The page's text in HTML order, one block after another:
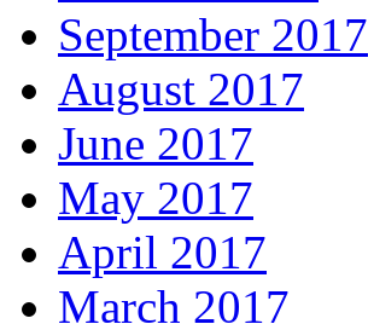
September 2017
August 2017
June 2017
May 2017
April 2017
March 2017